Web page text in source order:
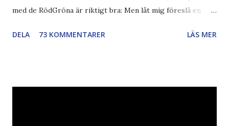
med de RödGröna är riktigt bra: Men låt mig föreslå en
Piratpartiet FRA-lagen Kultur Upphovsrätten //Zac,
DELA 73 KOMMENTARER LÄS MER